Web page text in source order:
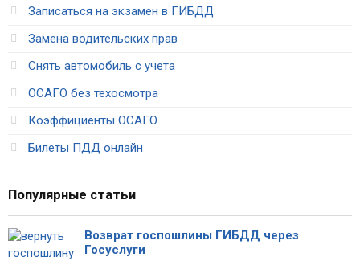
Записаться на экзамен в ГИБДД
Замена водительских прав
Снять автомобиль с учета
ОСАГО без техосмотра
Коэффициенты ОСАГО
Билеты ПДД онлайн
Популярные статьи
Возврат госпошлины ГИБДД через
Госуслуги